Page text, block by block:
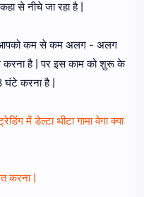
से नीचे जा रहा है |
आपको कम से कम अलग - अलग
करना है | पर इस काम को शुरू के
करना है |
में डेल्टा थीटा गामा वेगा क्या
करना |